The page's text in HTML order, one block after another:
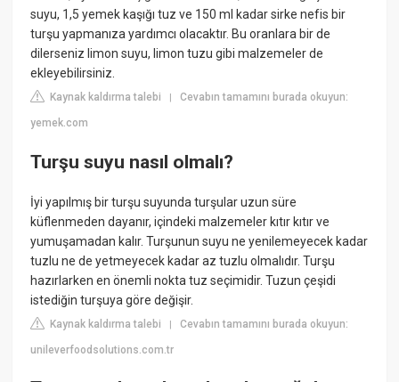
suyu, 1,5 yemek kaşığı tuz ve 150 ml kadar sirke nefis bir
turşu yapmanıza yardımcı olacaktır. Bu oranlara bir de
dilerseniz limon suyu, limon tuzu gibi malzemeler de
ekleyebilirsiniz.
Kaynak kaldırma talebi |Cevabın tamamını burada okuyun:
yemek.com
Turşu suyu nasıl olmalı?
İyi yapılmış bir turşu suyunda turşular uzun süre
küflenmeden dayanır, içindeki malzemeler kıtır kıtır ve
yumuşamadan kalır. Turşunun suyu ne yenilemeyecek kadar
tuzlu ne de yetmeyecek kadar az tuzlu olmalıdır. Turşu
hazırlarken en önemli nokta tuz seçimidir. Tuzun çeşidi
istediğin turşuya göre değişir.
Kaynak kaldırma talebi |Cevabın tamamını burada okuyun:
unileverfoodsolutions.com.tr